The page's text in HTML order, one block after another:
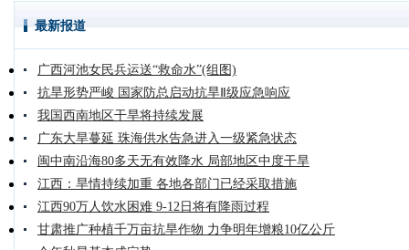
最新报道
广西河池女民兵运送“救命水”(组图)
抗旱形势严峻 国家防总启动抗旱Ⅱ级应急响应
我国西南地区干旱将持续发展
广东大旱蔓延 珠海供水告急进入一级紧急状态
闽中南沿海80多天无有效降水 局部地区中度干旱
江西：旱情持续加重 各地各部门已经采取措施
江西90万人饮水困难 9-12日将有降雨过程
甘肃推广种植千万亩抗旱作物 力争明年增粮10亿公斤